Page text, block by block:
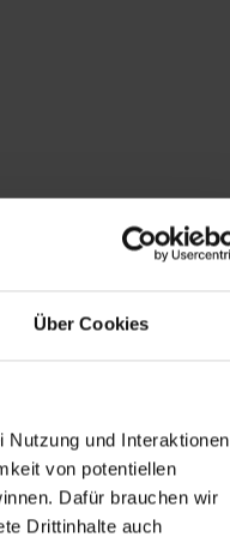
Über Cookies
Nutzung und Interaktionen
von potentiellen
Dafür brauchen wir
Drittinhalte auch